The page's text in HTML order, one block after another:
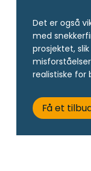
Det er også
med
prosjektet,
realistiske for
Få et